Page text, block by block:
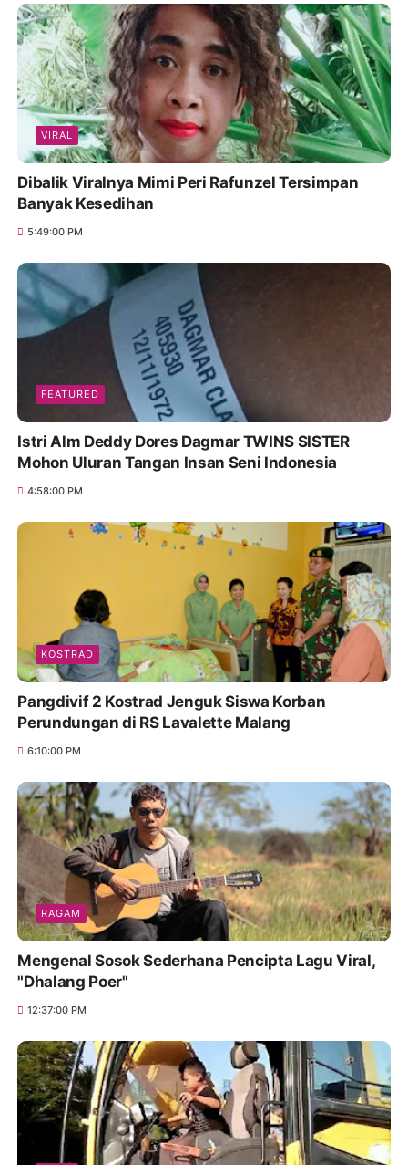
VIRAL
Dibalik Viralnya Mimi Peri Rafunzel Tersimpan
Banyak Kesedihan
5:49:00 PM
FEATURED
Istri Alm Deddy Dores Dagmar TWINS SISTER
Mohon Uluran Tangan Insan Seni Indonesia
4:58:00 PM
KOSTRAD
Pangdivif 2 Kostrad Jenguk Siswa Korban
Perundungan di RS Lavalette Malang
6:10:00 PM
RAGAM
Mengenal Sosok Sederhana Pencipta Lagu Viral,
"Dhalang Poer"
12:37:00 PM